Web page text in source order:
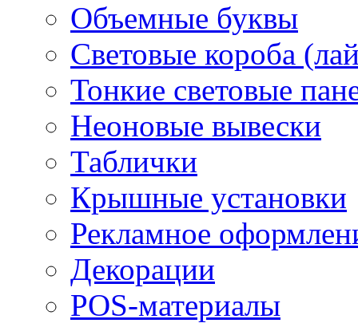
Объемные буквы
Световые короба
Тонкие световые
Неоновые вывески
Таблички
Крышные установки
Рекламное
Декорации
POS-материалы